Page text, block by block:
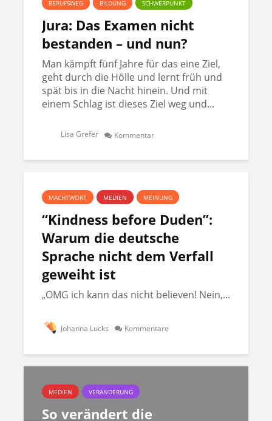
BERUFSWEG BILDUNG SCHWERPUNKT
Jura: Das Examen nicht
bestanden – und nun?
Man kämpft fünf Jahre für das eine Ziel,
geht durch die Hölle und lernt früh und
spät bis in die Nacht hinein. Und mit
einem Schlag ist dieses Ziel weg und...
Lisa Grefer Kommentar
MACHTWORT MEDIEN MEINUNG
“Kindness before Duden”:
Warum die deutsche
Sprache nicht dem Verfall
geweiht ist
„OMG ich kann das nicht believen! Nein,...
Johanna Lucks Kommentare
MEDIEN VERÄNDERUNG
So verändert die